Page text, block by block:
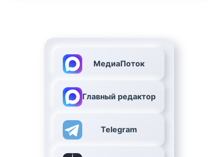
МедиаПоток
Главный редактор
Telegram